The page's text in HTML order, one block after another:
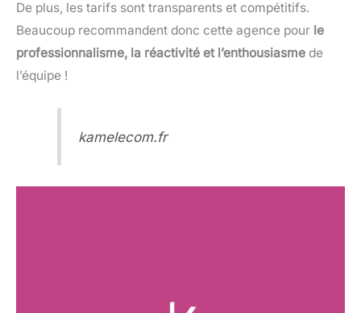
De plus, les tarifs sont transparents et compétitifs.
Beaucoup recommandent donc cette agence pour le
professionnalisme, la réactivité et l’enthousiasme de
l’équipe !
kamelecom.fr